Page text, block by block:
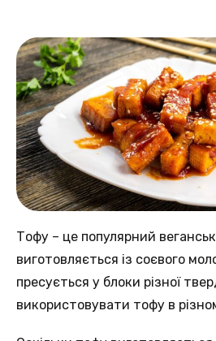
Тофу – це популярний
виготовляється із соєвого
пресується у блоки різної
використовувати тофу в